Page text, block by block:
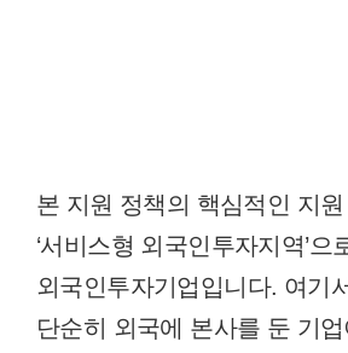
본 지원 정책의 핵심적인 지
‘서비스형 외국인투자지역’으
외국인투자기업입니다. 여기
단순히 외국에 본사를 둔 기